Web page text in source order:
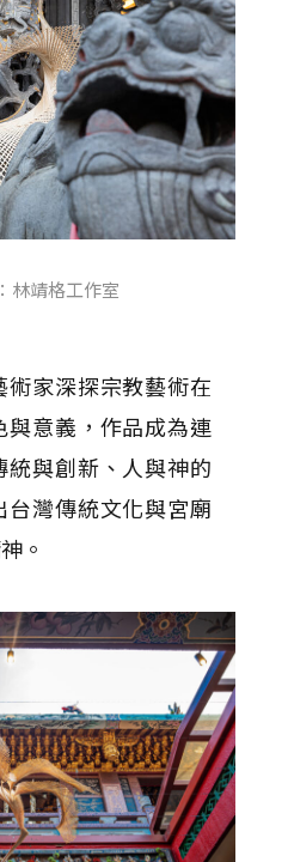
林靖格工作室
家深探宗教藝術在
與意義，作品成為連
與創新、人與神的
灣傳統文化與宮廟
。